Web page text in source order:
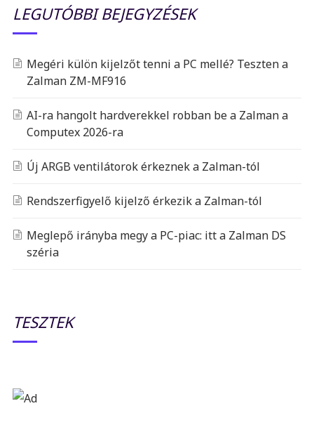
LEGUTÓBBI BEJEGYZÉSEK
Megéri külön kijelzőt tenni a PC mellé? Teszten a
Zalman ZM-MF916
AI-ra hangolt hardverekkel robban be a Zalman a
Computex 2026-ra
Új ARGB ventilátorok érkeznek a Zalman-tól
Rendszerfigyelő kijelző érkezik a Zalman-tól
Meglepő irányba megy a PC-piac: itt a Zalman DS
széria
TESZTEK